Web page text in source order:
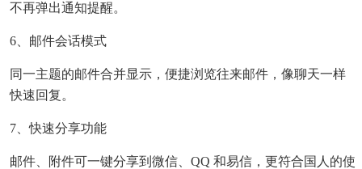
不再弹出通知提醒。
6、邮件会话模式
同一主题的邮件合并显示，便捷浏览往来邮件，像聊天一样
快速回复。
7、快速分享功能
邮件、附件可一键分享到微信、QQ 和易信，更符合国人的使